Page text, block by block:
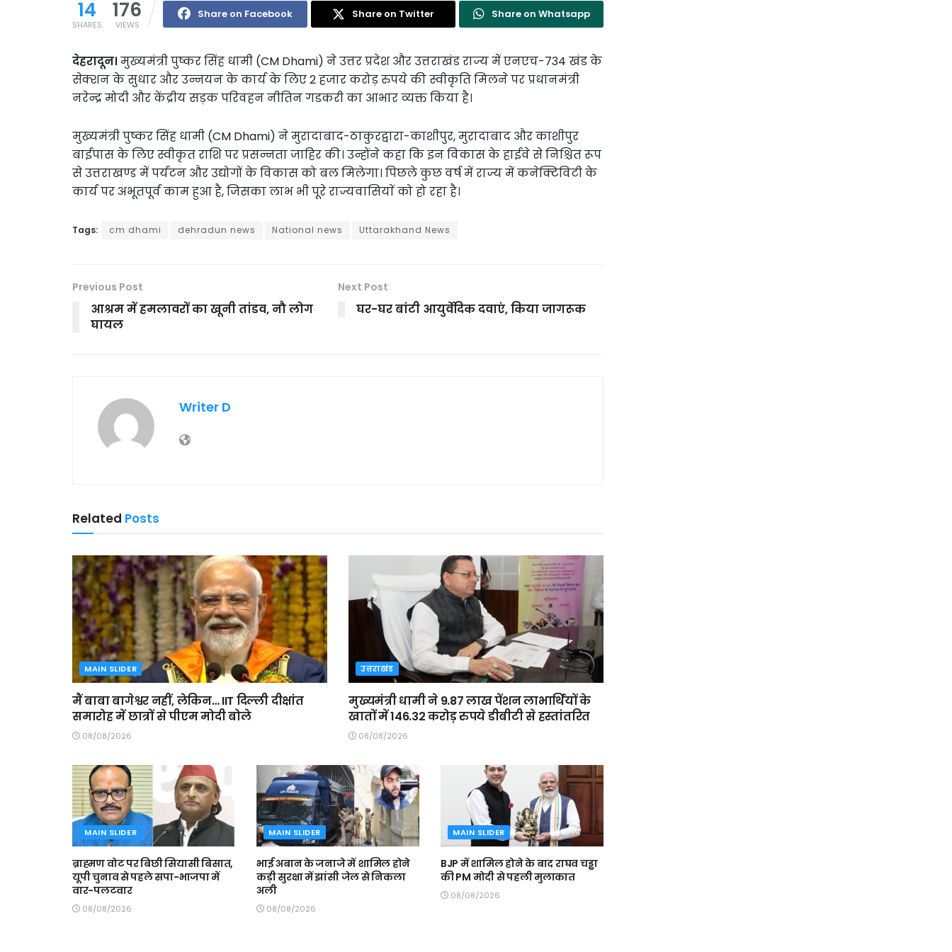
14
SHARES
176
VIEWS
Share on Facebook Share on Twitter Share on Whatsapp
देहरादून। मुख्यमंत्री पुष्कर सिंह धामी (CM Dhami) ने उत्तर प्रदेश और उत्तराखंड राज्य में एनएच-734 खंड के
सेक्शन के सुधार और उन्नयन के कार्य के लिए 2 हजार करोड़ रुपये की स्वीकृति मिलने पर प्रधानमंत्री
नरेन्द्र मोदी और केंद्रीय सड़क परिवहन नीतिन गडकरी का आभार व्यक्त किया है।
मुख्यमंत्री पुष्कर सिंह धामी (CM Dhami) ने मुरादाबाद-ठाकुरद्वारा-काशीपुर, मुरादाबाद और काशीपुर
बाईपास के लिए स्वीकृत राशि पर प्रसन्नता जाहिर की। उन्होंने कहा कि इन विकास के हाईवे से निश्चित रूप
से उत्तराखण्ड में पर्यटन और उद्योगों के विकास को बल मिलेगा। पिछले कुछ वर्ष में राज्य में कनेक्टिविटी के
कार्य पर अभूतपूर्व काम हुआ है, जिसका लाभ भी पूरे राज्यवासियाें को हो रहा है।
Tags: cm dhami dehradun news National news Uttarakhand News
Previous Post
आश्रम में हमलावरों का खूनी तांडव, नौ लोग
घायल
Next Post
घर-घर बांटी आयुर्वेदिक दवाएं, किया जागरूक
Writer D
Related Posts
MAIN SLIDER
मैं बाबा बागेश्वर नहीं, लेकिन… IIT दिल्ली दीक्षांत
समारोह में छात्रों से पीएम मोदी बोले
08/08/2026
उत्तराखंड
मुख्यमंत्री धामी ने 9.87 लाख पेंशन लाभार्थियों के
खातों में 146.32 करोड़ रुपये डीबीटी से हस्तांतरित
08/08/2026
MAIN SLIDER
ब्राह्मण वोट पर बिछी सियासी बिसात,
यूपी चुनाव से पहले सपा-भाजपा में
वार-पलटवार
08/08/2026
MAIN SLIDER
भाई अबान के जनाजे में शामिल होने
कड़ी सुरक्षा में झांसी जेल से निकला
अली
08/08/2026
MAIN SLIDER
BJP में शामिल होने के बाद राघव चड्ढा
की PM मोदी से पहली मुलाकात
08/08/2026